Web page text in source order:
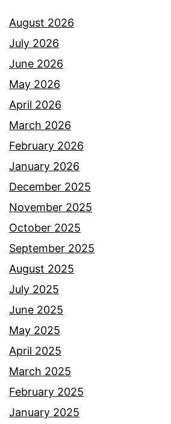
August 2026
July 2026
June 2026
May 2026
April 2026
March 2026
February 2026
January 2026
December 2025
November 2025
October 2025
September 2025
August 2025
July 2025
June 2025
May 2025
April 2025
March 2025
February 2025
January 2025